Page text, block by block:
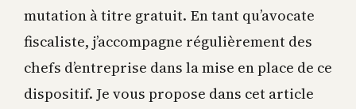
mutation à titre gratuit. En tant qu’avocate
fiscaliste, j’accompagne régulièrement des
chefs d’entreprise dans la mise en place de ce
dispositif. Je vous propose dans cet article